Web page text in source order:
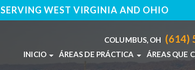
SERVING WEST VIRGINIA AND OHIO
COLUMBUS, OH (614)
INICIO ÁREAS DE PRÁCTICA ÁREAS QUE